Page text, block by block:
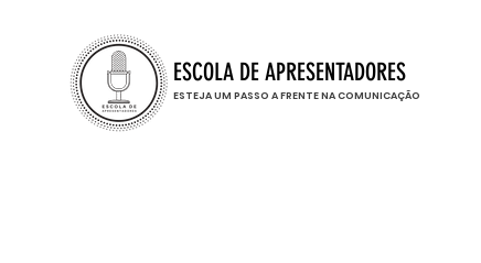
ESCOLA DE APRESENTADORES
ESTEJA UM PASSO A FRENTE NA COMUNICAÇÃO